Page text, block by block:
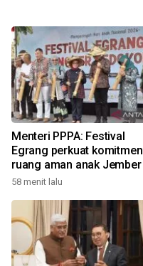
Menteri PPPA: Festival
Egrang perkuat komitmen
ruang aman anak Jember
58 menit lalu